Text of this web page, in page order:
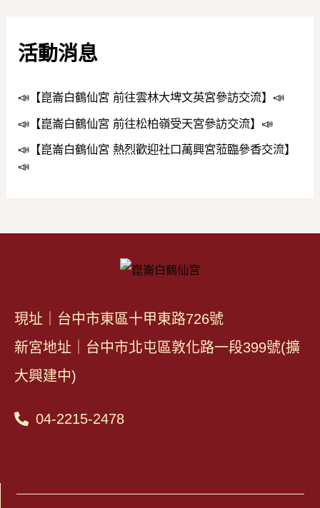
活動消息
📣【崑崙白鶴仙宮 前往雲林大埤文英宮參訪交流】📣
📣【崑崙白鶴仙宮 前往松柏嶺受天宮參訪交流】📣
📣【崑崙白鶴仙宮 熱烈歡迎社口萬興宮蒞臨參香交流】
📣
現址｜台中市東區十甲東路726號
新宮地址｜台中市北屯區敦化路一段399號(擴
大興建中)
04-2215-2478